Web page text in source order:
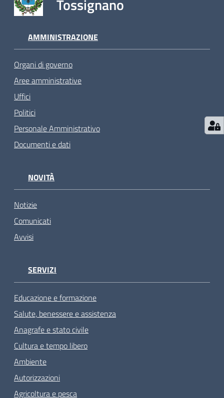
Tossignano
AMMINISTRAZIONE
Organi di governo
Aree amministrative
Uffici
Politici
Personale Amministrativo
Documenti e dati
NOVITÀ
Notizie
Comunicati
Avvisi
SERVIZI
Educazione e formazione
Salute, benessere e assistenza
Anagrafe e stato civile
Cultura e tempo libero
Ambiente
Autorizzazioni
Agricoltura e pesca